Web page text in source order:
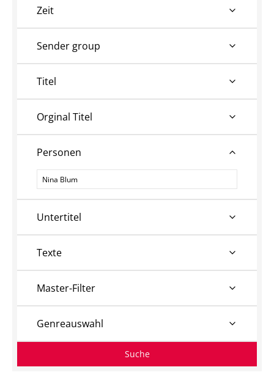
Zeit
Sender group
Titel
Orginal Titel
Personen
Personen
Untertitel
Texte
Master-Filter
Genreauswahl
Suche